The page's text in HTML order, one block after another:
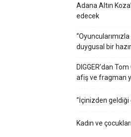
Adana Altın
edecek
duygusal bir
DIGGER’dan
afiş ve fragman
“İçinizden geldiği
Kadın ve